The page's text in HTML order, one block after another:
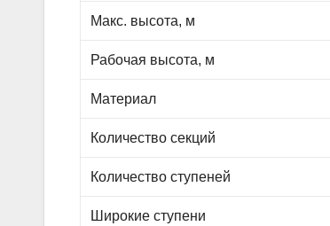
Макс. высота, м
Рабочая высота, м
Материал
Количество секций
Количество ступеней
Широкие ступени